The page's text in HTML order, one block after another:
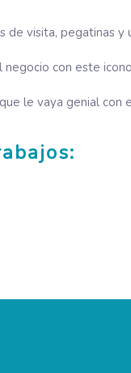
visita, pegatinas y
con este
le vaya genial con